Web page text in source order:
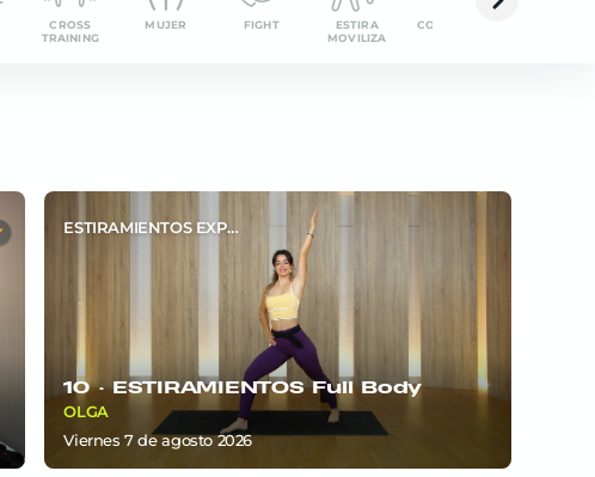
CROSS
TRAINING
MUJER FIGHT
ESTIRA
MOVILIZA
ESTIRAMIENTOS EXPRÉS
10 ·ESTIRAMIENTOS Full Body
OLGA
viernes 7deagosto 2026